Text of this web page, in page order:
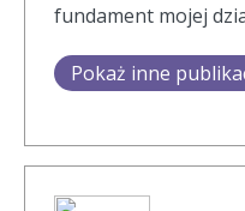
fundament mojej
Pokaż inne